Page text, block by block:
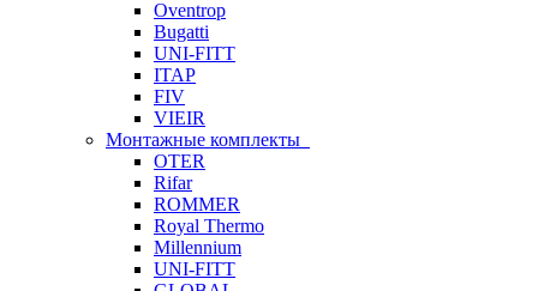
Oventrop
Bugatti
UNI-FITT
ITAP
FIV
VIEIR
Монтажные комплекты
OTER
Rifar
ROMMER
Royal Thermo
Millennium
UNI-FITT